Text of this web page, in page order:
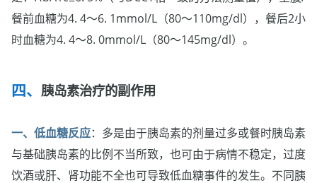
餐前血糖为4. 4～6. 1mmol/L（80～110mg/dl），餐后2小
时血糖为4. 4～8. 0mmol/L（80～145mg/dl）。
胰岛素治疗的副作用
一、低血糖反应：多是由于胰岛素的剂量过多或餐时胰岛素
与基础胰岛素的比例不当所致，也可由于病情不稳定，过度
饮酒或肝、肾功能不全也可导致低血糖事件的发生。不同胰